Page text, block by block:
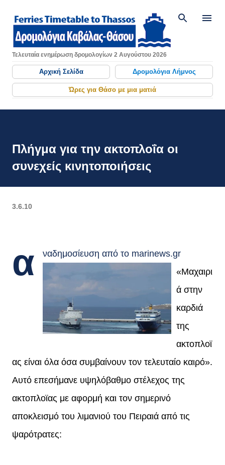
Μετάβαση στο κύριο περιεχόμενο
Τελευταία ενημέρωση δρομολογίων 2 Αυγούστου 2026
Αρχική Σελίδα Δρομολόγια Λήμνος
Ώρες για Θάσο με μια ματιά
Πλήγμα για την ακτοπλοΐα οι
συνεχείς κινητοποιήσεις
3.6.10
α ναδημοσίευση από το marinews.gr
«Μαχαιρι
ά στην
καρδιά
της
ακτοπλοϊ
ας είναι όλα όσα συμβαίνουν τον τελευταίο καιρό».
Αυτό επεσήμανε υψηλόβαθμο στέλεχος της
ακτοπλοϊας με αφορμή και τον σημερινό
αποκλεισμό του λιμανιού του Πειραιά από τις
ψαρότρατες: